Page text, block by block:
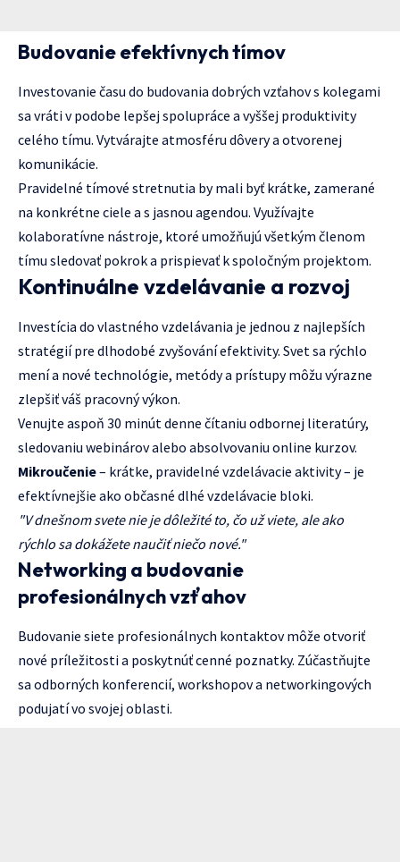
Budovanie efektívnych tímov
Investovanie času do budovania dobrých vzťahov s kolegami
sa vráti v podobe lepšej spolupráce a vyššej produktivity
celého tímu. Vytvárajte atmosféru dôvery a otvorenej
komunikácie.
Pravidelné tímové stretnutia by mali byť krátke, zamerané
na konkrétne ciele a s jasnou agendou. Využívajte
kolaboratívne nástroje, ktoré umožňujú všetkým členom
tímu sledovať pokrok a prispievať k spoločným projektom.
Kontinuálne vzdelávanie a rozvoj
Investícia do vlastného vzdelávania je jednou z najlepších
stratégií pre dlhodobé zvyšování efektivity. Svet sa rýchlo
mení a nové technológie, metódy a prístupy môžu výrazne
zlepšiť váš pracovný výkon.
Venujte aspoň 30 minút denne čítaniu odbornej literatúry,
sledovaniu webinárov alebo absolvovaniu online kurzov.
Mikroučenie– krátke, pravidelné vzdelávacie aktivity – je
efektívnejšie ako občasné dlhé vzdelávacie bloki.
"V dnešnom svete nie je dôležité to, čo už viete, ale ako
rýchlo sa dokážete naučiť niečo nové."
Networking a budovanie
profesionálnych vzťahov
Budovanie siete profesionálnych kontaktov môže otvoriť
nové príležitosti a poskytnúť cenné poznatky. Zúčastňujte
sa odborných konferencií, workshopov a networkingových
podujatí vo svojej oblasti.